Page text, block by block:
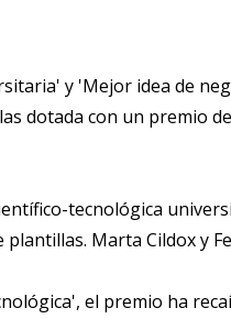
y 'Mejor idea de
dotada con un premio
tecnológica
plantillas. Marta Cildox y
el premio ha